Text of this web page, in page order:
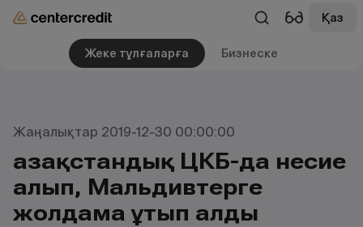
Қаз
Жеке тұлғаларға Бизнеске
Жаңалықтар 2019-12-30 00:00:00
Қазақстандық ЦКБ-да несие
алып, Мальдивтерге
жолдама ұтып алды